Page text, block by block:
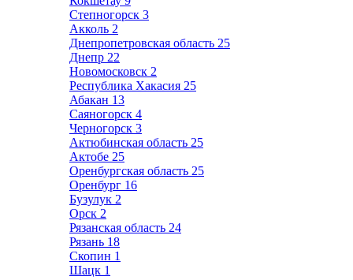
Степногорск 3
Акколь 2
Днепропетровская область 25
Днепр 22
Новомосковск 2
Республика Хакасия 25
Абакан 13
Саяногорск 4
Черногорск 3
Актюбинская область 25
Актобе 25
Оренбургская область 25
Оренбург 16
Бузулук 2
Орск 2
Рязанская область 24
Рязань 18
Скопин 1
Шацк 1